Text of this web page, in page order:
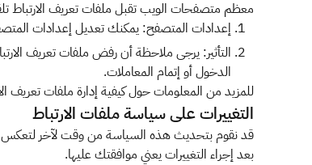
معظم متصفحات الويب تقبل ملفات تعريف الارتباط
إعدادات المتصفح: يمكنك تعديل إعدادات
التأثير: يرجى ملاحظة أن رفض ملفات تعريف
الدخول أو إتمام المعاملات.
للمزيد من المعلومات حول كيفية إدارة ملفات تعريف
التغييرات على سياسة ملفات الارتباط
قد نقوم بتحديث هذه السياسة من وقت لآخر لتعكس
بعد إجراء التغييرات يعني موافقتك عليها.